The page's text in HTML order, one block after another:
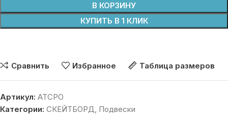
В КОРЗИНУ
КУПИТЬ В 1 КЛИК
Сравнить Избранное Таблица размеров
Артикул: ATCPO
Категории: СКЕЙТБОРД, Подвески